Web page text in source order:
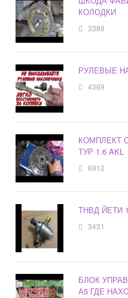
КОЛОДКИ
3389
РУЛЕВЫЕ
4369
КОМПЛЕКТ
ТУР 1.6 AKL
6912
ТНВД ЙЕТИ
3431
БЛОК
А5 ГДЕ